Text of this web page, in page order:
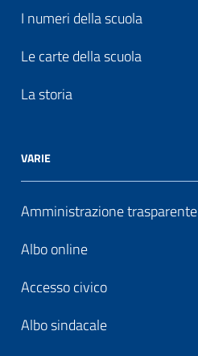
I numeri della scuola
Le carte della scuola
La storia
VARIE
Amministrazione trasparente
Albo online
Accesso civico
Albo sindacale